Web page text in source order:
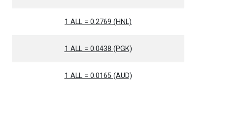
1 ALL = 0.2769 (HNL)
1 ALL = 0.0438 (PGK)
1 ALL = 0.0165 (AUD)